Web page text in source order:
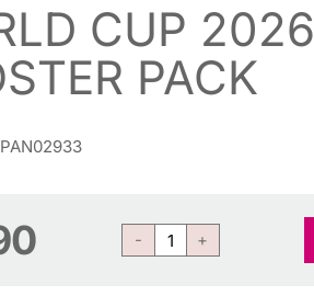
CUP 2026
PACK
PAN02933